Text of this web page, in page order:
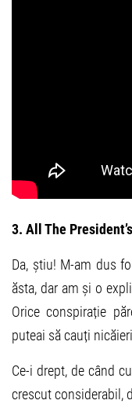
3. All The
Da, știu! M-am dus
ăsta, dar am și o
Orice conspirație
puteai să cauți
Ce-i drept, de când
crescut considerabil,